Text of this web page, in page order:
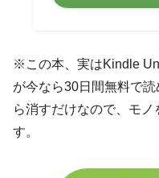
※この本、実はKindle
が今なら30日間無料で
ら消すだけなので、モ
す。